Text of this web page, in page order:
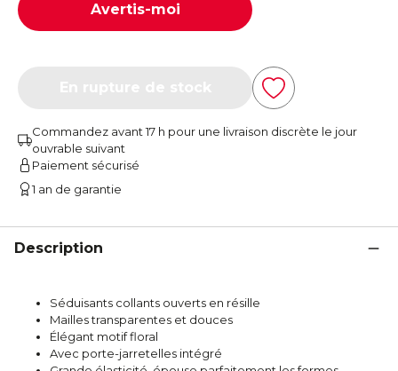
Avertis-moi
Commandez avant 17 h pour une livraison discrète le jour
ouvrable suivant
Paiement sécurisé
1 an de garantie
Description
Séduisants collants ouverts en résille
Mailles transparentes et douces
Élégant motif floral
Avec porte-jarretelles intégré